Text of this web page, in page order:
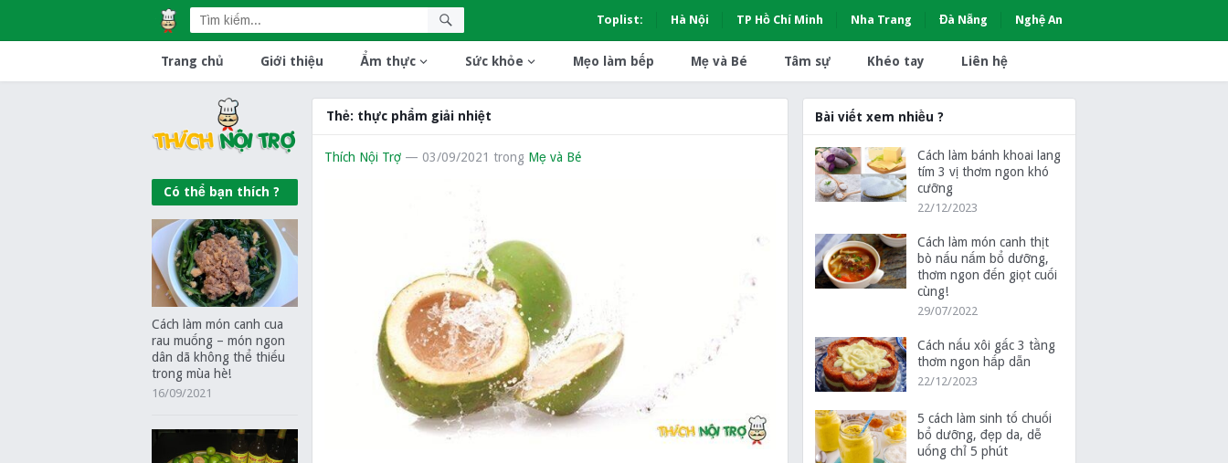
Toplist: Hà Nội TP Hồ Chí Minh Nha Trang Đà Nẵng Nghệ An
Trang chủ Giới thiệu Ẩm thực Sức khỏe Mẹo làm bếp Mẹ và Bé Tâm sự Khéo tay Liên hệ
Có thể bạn thích ?
Cách làm món canh cua
rau muống – món ngon
dân dã không thể thiếu
trong mùa hè!
16/09/2021
Thẻ: thực phẩm giải nhiệt
Thích Nội Trợ — 03/09/2021 trong Mẹ và Bé
Bài viết xem nhiều ?
Cách làm bánh khoai lang
tím 3 vị thơm ngon khó
cưỡng
22/12/2023
Cách làm món canh thịt
bò nấu nấm bổ dưỡng,
thơm ngon đến giọt cuối
cùng!
29/07/2022
Cách nấu xôi gấc 3 tầng
thơm ngon hấp dẫn
22/12/2023
5 cách làm sinh tố chuối
bổ dưỡng, đẹp da, dễ
uống chỉ 5 phút